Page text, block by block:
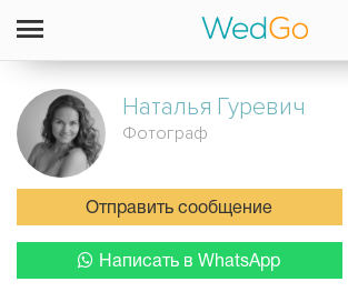
Наталья Гуревич
Фотограф
Отправить сообщение
Написать в WhatsApp